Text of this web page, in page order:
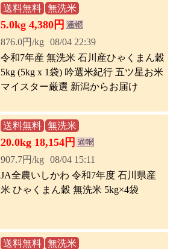
送料無料 無洗米
5.0kg 4,380円
876.0円/kg 08/04 22:39
令和7年産 無洗米 石川産ひゃくまん穀
5kg (5kg x 1袋) 吟選米紀行 五ツ星お米
マイスター厳選 新潟からお届け
送料無料 無洗米
20.0kg 18,154円
907.7円/kg 08/04 15:11
JA全農いしかわ 令和7年度 石川県産
米 ひゃくまん穀 無洗米 5kg×4袋
送料無料 無洗米